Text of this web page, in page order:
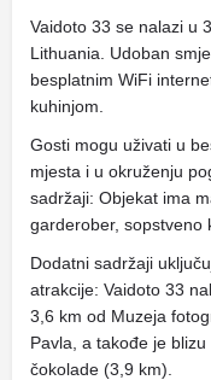
Vaidoto 33 se nalazi u
Lithuania. Udoban
besplatnim WiFi
kuhinjom.
Gosti mogu uživati ​​u
mjesta i u okruženju
sadržaji: Objekat ima
garderober, sopstveno
Dodatni sadržaji
atrakcije: Vaidoto 33
3,6 km od Muzeja
Pavla, a takođe je
čokolade (3,9 km).